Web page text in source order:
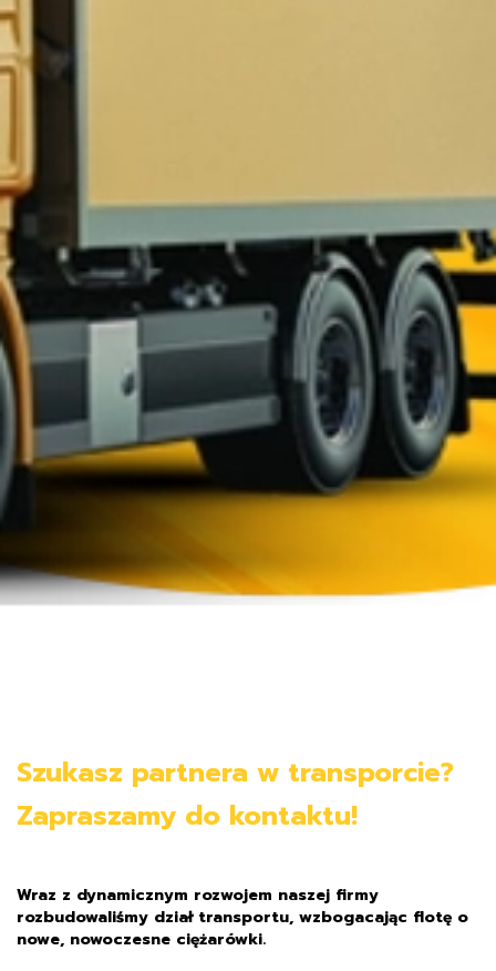
Szukasz partnera w transporcie?
Zapraszamy do kontaktu!
Wraz z dynamicznym rozwojem naszej firmy
rozbudowaliśmy dział transportu, wzbogacając flotę o
nowe, nowoczesne ciężarówki.